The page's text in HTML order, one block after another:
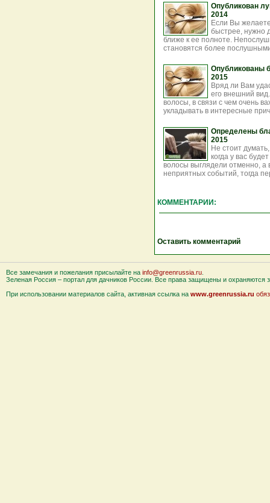
Опубликован
2014
Если Вы
быстрее, нужно
ближе к ее полноте.
становятся более
Опубликованы
2015
Вряд ли Вам
его внешний
волосы, в связи с чем очень
укладывать в интересные
Определены
2015
Не стоит
когда у вас
волосы выглядели отменно,
неприятных событий, тогда
КОММЕНТАРИИ:
Оставить комментарий
Все замечания и пожелания присылайте на info@greenrussia.ru
Зеленая Россия – портал для дачников России. Все права защищены и охраняются
При использовании материалов сайта, активная ссылка на www.greenrussia.ru